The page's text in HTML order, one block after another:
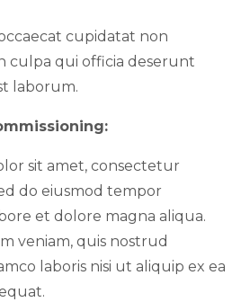
cupidatat non
culpa qui officia deserunt
laborum.
sit amet, consectetur
do eiusmod tempor
et dolore magna aliqua.
veniam, quis nostrud
laboris nisi ut aliquip ex ea